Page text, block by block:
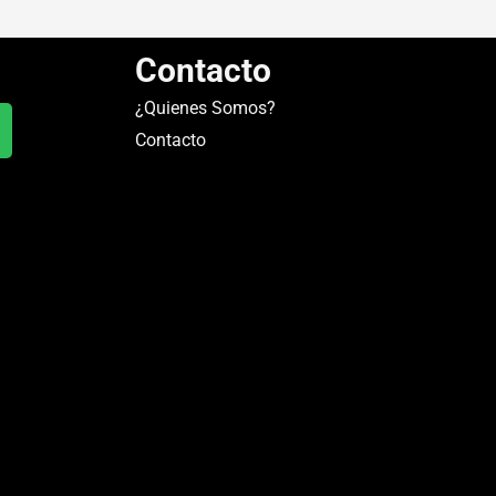
Contacto
¿Quienes Somos?
Contacto